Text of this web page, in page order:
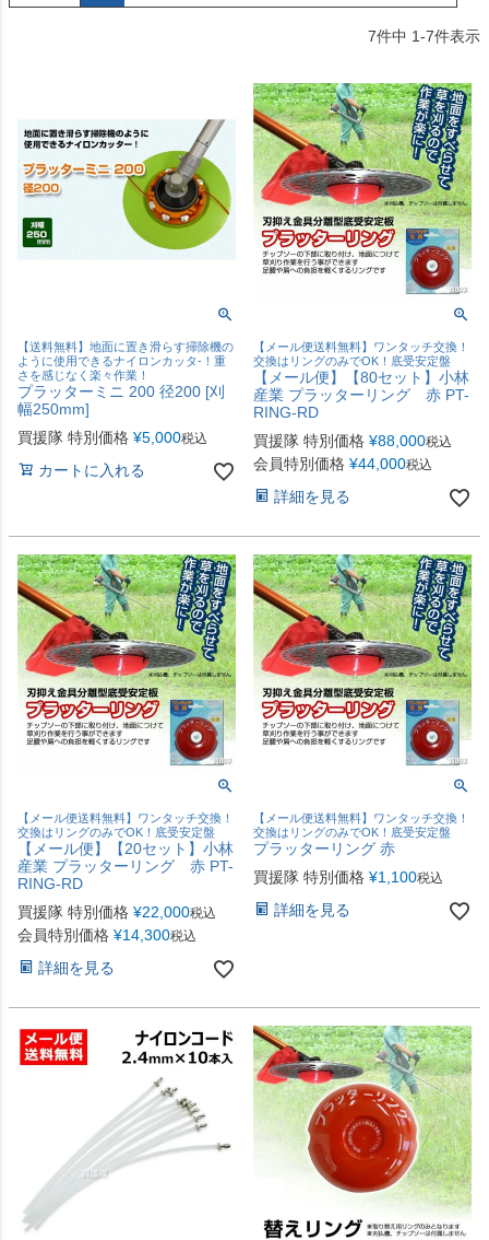
7件中 1-7件表示
【送料無料】地面に置き滑らす掃除機の
ように使用できるナイロンカッタ-！重
さを感じなく楽々作業！
プラッターミニ 200 径200 [刈
幅250mm]
買援隊 特別価格 ¥5,000税込
カートに入れる
【メール便送料無料】ワンタッチ交換！
交換はリングのみでOK！底受安定盤
【メール便】【80セット】小林
産業 プラッターリング 赤 PT-
RING-RD
買援隊 特別価格 ¥88,000税込
会員特別価格 ¥44,000税込
詳細を見る
【メール便送料無料】ワンタッチ交換！
交換はリングのみでOK！底受安定盤
【メール便】【20セット】小林
産業 プラッターリング 赤 PT-
RING-RD
買援隊 特別価格 ¥22,000税込
会員特別価格 ¥14,300税込
詳細を見る
【メール便送料無料】ワンタッチ交換！
交換はリングのみでOK！底受安定盤
プラッターリング 赤
買援隊 特別価格 ¥1,100税込
詳細を見る